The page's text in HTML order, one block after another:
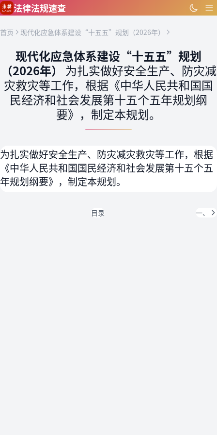
跳到主要内容
法律法规速查
首页 现代化应急体系建设“十五五”规划（2026年）
现代化应急体系建设“十五五”规划
（2026年） 为扎实做好安全生产、防灾减
灾救灾等工作，根据《中华人民共和国国
民经济和社会发展第十五个五年规划纲
要》，制定本规划。
为扎实做好安全生产、防灾减灾救灾等工作，根据
《中华人民共和国国民经济和社会发展第十五个五
年规划纲要》，制定本规划。
目录 一、